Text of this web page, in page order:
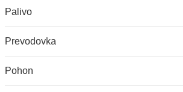
Palivo
Prevodovka
Pohon